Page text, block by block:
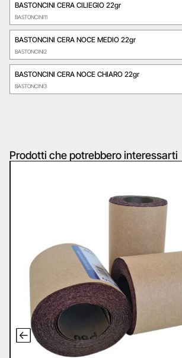
BASTONCINI CERA CILIEGIO 22gr
BASTONCINI11
BASTONCINI CERA NOCE MEDIO 22gr
BASTONCINI2
BASTONCINI CERA NOCE CHIARO 22gr
BASTONCINI3
Prodotti che potrebbero interessarti